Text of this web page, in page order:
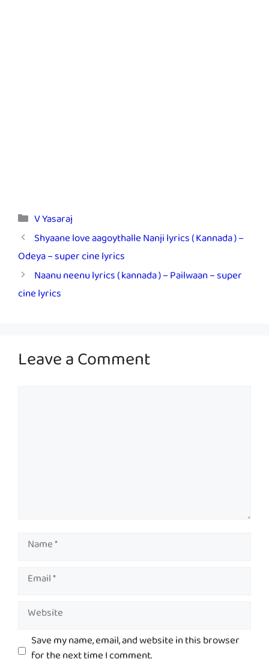
Categories
V Yasaraj
Shyaane love aagoythalle Nanji lyrics ( Kannada ) –
Odeya – super cine lyrics
Naanu neenu lyrics ( kannada ) – Pailwaan – super
cine lyrics
Leave a Comment
Name
Email
Website
Save my name, email, and website in this browser
for the next time I comment.